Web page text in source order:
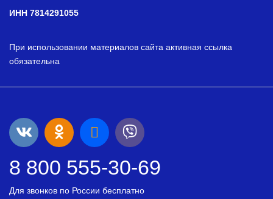
ИНН 7814291055
При использовании материалов сайта активная ссылка
обязательна
8 800 555-30-69
Для звонков по России бесплатно